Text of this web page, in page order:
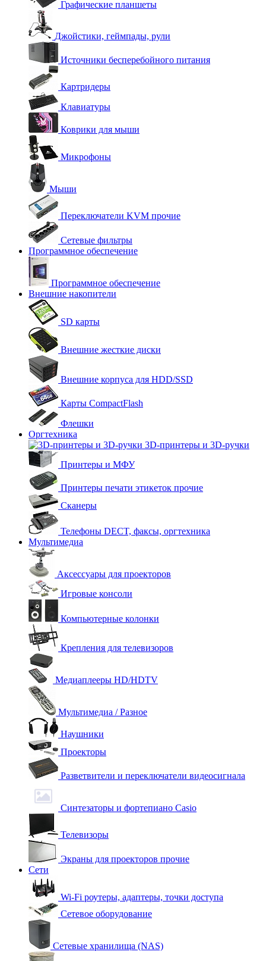
Графические планшеты
Джойстики, геймпады, рули
Источники бесперебойного питания
Картридеры
Клавиатуры
Коврики для мыши
Микрофоны
Мыши
Переключатели KVM прочие
Сетевые фильтры
Программное обеспечение
Программное обеспечение
Внешние накопители
SD карты
Внешние жесткие диски
Внешние корпуса для HDD/SSD
Карты CompactFlash
Флешки
Оргтехника
3D-принтеры и 3D-ручки
Принтеры и МФУ
Принтеры печати этикеток прочие
Сканеры
Телефоны DECT, факсы, оргтехника
Мультимедиа
Аксессуары для проекторов
Игровые консоли
Компьютерные колонки
Крепления для телевизоров
Медиаплееры HD/HDTV
Мультимедиа / Разное
Наушники
Проекторы
Разветвители и переключатели видеосигнала
Синтезаторы и фортепиано Casio
Телевизоры
Экраны для проекторов прочие
Сети
Wi-Fi роутеры, адаптеры, точки доступа
Сетевое оборудование
Сетевые хранилища (NAS)